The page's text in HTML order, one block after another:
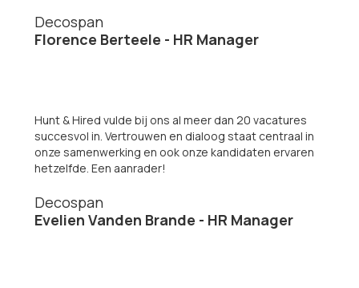
Decospan
Florence Berteele - HR Manager
Hunt & Hired vulde bij ons al meer dan 20 vacatures
succesvol in. Vertrouwen en dialoog staat centraal in
onze samenwerking en ook onze kandidaten ervaren
hetzelfde. Een aanrader!
Decospan
Evelien Vanden Brande - HR Manager